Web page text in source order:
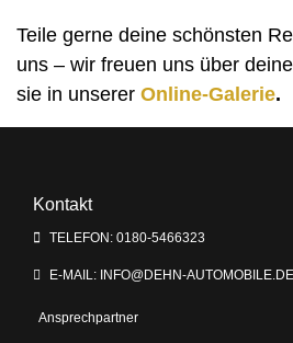
Teile gerne deine schönsten
uns – wir freuen uns über
sie in unserer Online-Galerie.
Kontakt
TELEFON: 0180-5466323
E-MAIL: INFO@DEHN-AUTOMOBILE.DE
Ansprechpartner